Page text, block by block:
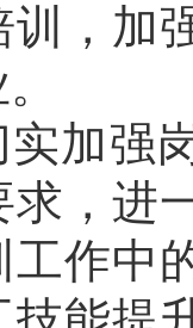
训，加
加强
求，进
工作中